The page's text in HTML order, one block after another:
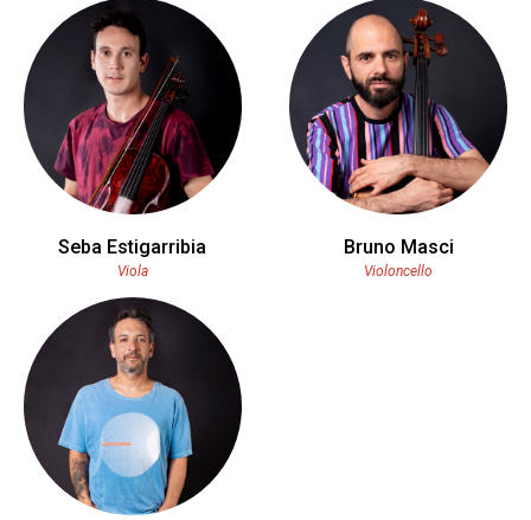
Seba Estigarribia
Viola
Bruno Masci
Violoncello